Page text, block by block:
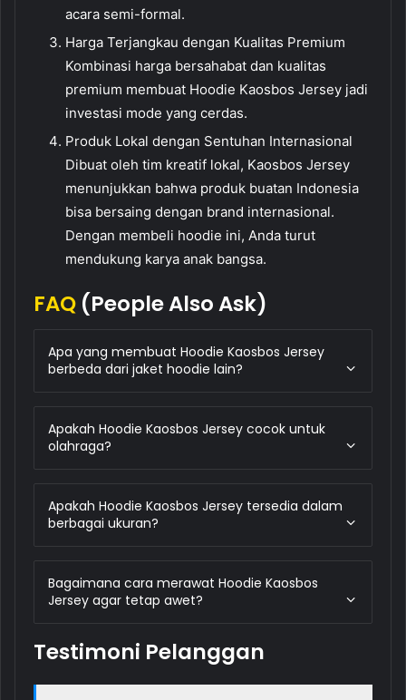
acara semi-formal.
Harga Terjangkau dengan Kualitas Premium
Kombinasi harga bersahabat dan kualitas
premium membuat Hoodie Kaosbos Jersey jadi
investasi mode yang cerdas.
Produk Lokal dengan Sentuhan Internasional
Dibuat oleh tim kreatif lokal, Kaosbos Jersey
menunjukkan bahwa produk buatan Indonesia
bisa bersaing dengan brand internasional.
Dengan membeli hoodie ini, Anda turut
mendukung karya anak bangsa.
FAQ (People Also Ask)
Apa yang membuat Hoodie Kaosbos Jersey
berbeda dari jaket hoodie lain?
Apakah Hoodie Kaosbos Jersey cocok untuk
olahraga?
Apakah Hoodie Kaosbos Jersey tersedia dalam
berbagai ukuran?
Bagaimana cara merawat Hoodie Kaosbos
Jersey agar tetap awet?
Testimoni Pelanggan